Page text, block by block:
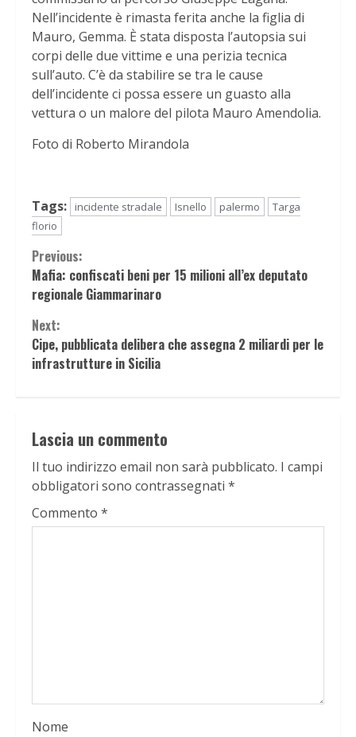
Nell’incidente è rimasta ferita anche la figlia di
Mauro, Gemma. È stata disposta l’autopsia sui
corpi delle due vittime e una perizia tecnica
sull’auto. C’è da stabilire se tra le cause
dell’incidente ci possa essere un guasto alla
vettura o un malore del pilota Mauro Amendolia.
Foto di Roberto Mirandola
Tags: incidente stradale Isnello palermo
Targa
florio
Continue
Reading
Previous:
Mafia: confiscati beni per 15 milioni all’ex deputato
regionale Giammarinaro
Next:
Cipe, pubblicata delibera che assegna 2 miliardi per le
infrastrutture in Sicilia
Lascia un commento
Il tuo indirizzo email non sarà pubblicato. I campi
obbligatori sono contrassegnati *
Commento *
Nome